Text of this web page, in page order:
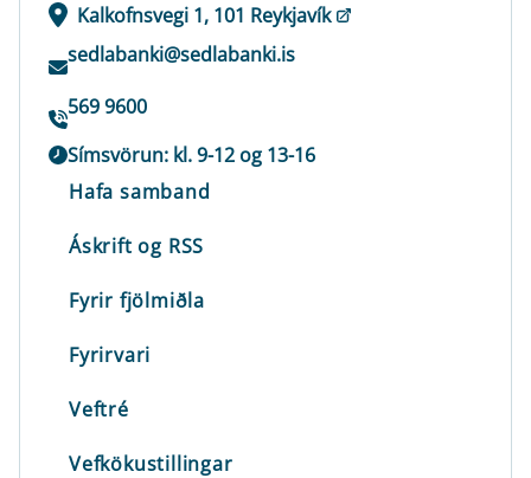
Kalkofnsvegi 1, 101 Reykjavík
sedlabanki@sedlabanki.is
569 9600
Símsvörun: kl. 9-12 og 13-16
Hafa samband
Áskrift og RSS
Fyrir fjölmiðla
Fyrirvari
Veftré
Vefkökustillingar